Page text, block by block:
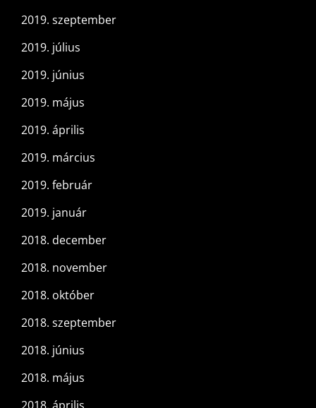
2019. szeptember
2019. július
2019. június
2019. május
2019. április
2019. március
2019. február
2019. január
2018. december
2018. november
2018. október
2018. szeptember
2018. június
2018. május
2018. április